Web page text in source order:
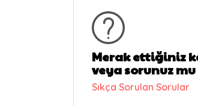
Merak ettiğiniz
veya sorunuz mu
Sıkça Sorulan Sorular